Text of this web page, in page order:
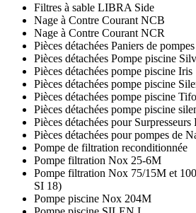
Filtres à sable LIBRA Side
Nage à Contre Courant NCB
Nage à Contre Courant NCR
Pièces détachées Paniers de
Pièces détachées Pompe piscine
Pièces détachées pompe piscine Iris
Pièces détachées pompe piscine
Pièces détachées pompe piscine
Pièces détachées pompe piscine
Pièces détachées pour
Pièces détachées pour pompes de
Pompe de filtration reconditionnée
Pompe filtration Nox 25-6M
Pompe filtration Nox 75/15M et
SI 18)
Pompe piscine Nox 204M